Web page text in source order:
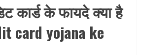
कार्ड के फायदे क्या है
card yojana ke